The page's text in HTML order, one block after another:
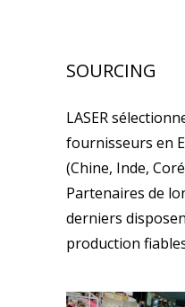
SOURCING
LASER
fournisseurs en
(Chine, Inde,
Partenaires de
derniers
production